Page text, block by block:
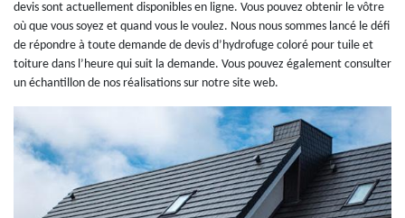
devis sont actuellement disponibles en ligne. Vous pouvez obtenir le vôtre
où que vous soyez et quand vous le voulez. Nous nous sommes lancé le défi
de répondre à toute demande de devis d’hydrofuge coloré pour tuile et
toiture dans l’heure qui suit la demande. Vous pouvez également consulter
un échantillon de nos réalisations sur notre site web.